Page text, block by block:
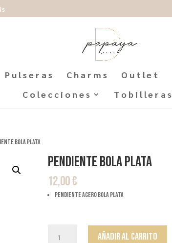
Pulseras Charms Outlet
Colecciones
Tobilleras
Bola Plata
Pendiente Bola Plata
12,00€
pendiente acero bola plata
Añadir al carrito